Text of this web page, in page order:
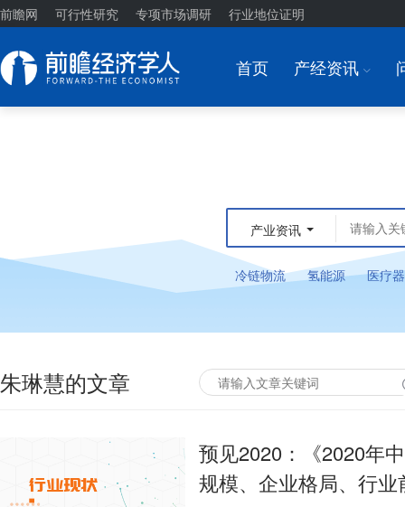
前瞻网 可行性研究 专项市场调研 行业地位证明
首页 产经资讯 I
产业资讯
冷链物流 氢能源 医疗
朱琳慧的文章
预见2020：《2020年
规模、企业格局、行业